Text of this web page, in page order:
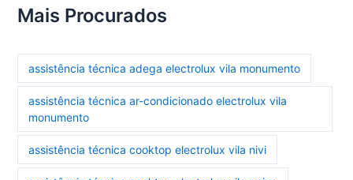
Mais Procurados
assistência técnica adega electrolux vila monumento
assistência técnica ar-condicionado electrolux vila
monumento
assistência técnica cooktop electrolux vila nivi